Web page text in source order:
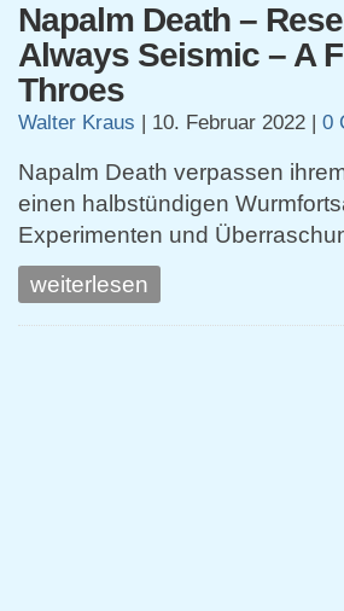
Napalm Death –
Always Seismic – A
Throes
Walter Kraus | 10. Februar 2022 | 0
Napalm Death verpassen
einen halbstündigen
Experimenten und
weiterlesen